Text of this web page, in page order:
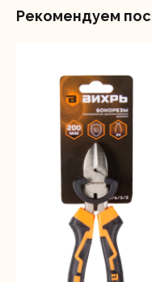
Рекомендуем